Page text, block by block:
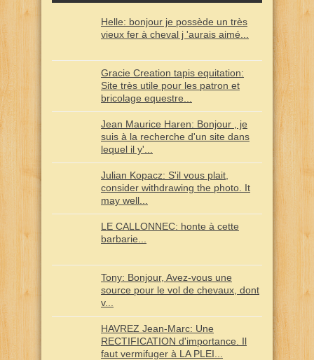
Helle: bonjour je possède un très
vieux fer à cheval j 'aurais aimé...
Gracie Creation tapis equitation:
Site très utile pour les patron et
bricolage equestre...
Jean Maurice Haren: Bonjour , je
suis à la recherche d'un site dans
lequel il y'...
Julian Kopacz: S'il vous plait,
consider withdrawing the photo. It
may well...
LE CALLONNEC: honte à cette
barbarie...
Tony: Bonjour, Avez-vous une
source pour le vol de chevaux, dont
v...
HAVREZ Jean-Marc: Une
RECTIFICATION d'importance. Il
faut vermifuger à LA PLEI...